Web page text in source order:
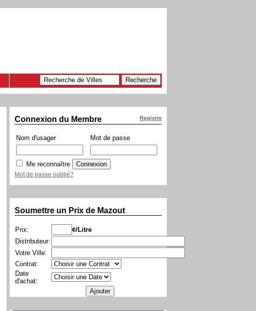
Registre
Connexion du Membre
Nom d'usager Mot de passe
Me reconnaître
Mot de passe oublié?
Soumettre un Prix de Mazout
Prix:
¢/Litre
Distributeur:
Votre Ville:
Contrat:
Date
d'achat: